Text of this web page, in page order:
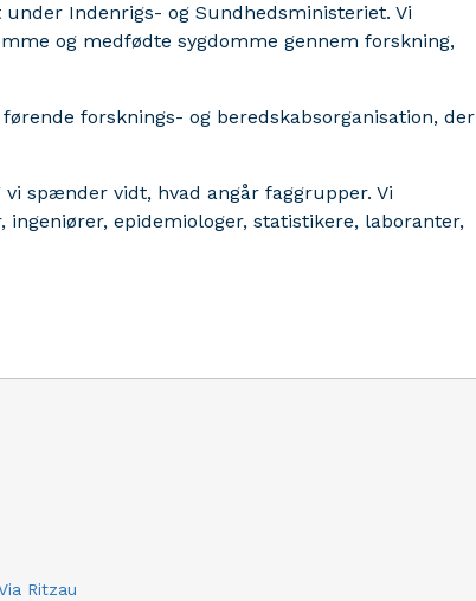
Indenrigs- og Sundhedsministeriet. Vi
og medfødte sygdomme gennem forskning,
forsknings- og beredskabsorganisation, der
spænder vidt, hvad angår faggrupper. Vi
epidemiologer, statistikere, laboranter,
Ritzau